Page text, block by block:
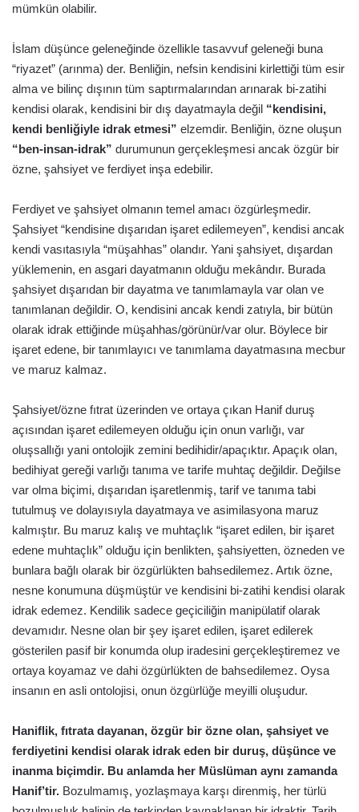
mümkün olabilir.
İslam düşünce geleneğinde özellikle tasavvuf geleneği buna
“riyazet” (arınma) der. Benliğin, nefsin kendisini kirlettiği tüm esir
alma ve bilinç dışının tüm saptırmalarından arınarak bi-zatihi
kendisi olarak, kendisini bir dış dayatmayla değil “kendisini,
kendi benliğiyle idrak etmesi” elzemdir. Benliğin, özne oluşun
“ben-insan-idrak” durumunun gerçekleşmesi ancak özgür bir
özne, şahsiyet ve ferdiyet inşa edebilir.
Ferdiyet ve şahsiyet olmanın temel amacı özgürleşmedir.
Şahsiyet “kendisine dışarıdan işaret edilemeyen”, kendisi ancak
kendi vasıtasıyla “müşahhas” olandır. Yani şahsiyet, dışardan
yüklemenin, en asgari dayatmanın olduğu mekândır. Burada
şahsiyet dışarıdan bir dayatma ve tanımlamayla var olan ve
tanımlanan değildir. O, kendisini ancak kendi zatıyla, bir bütün
olarak idrak ettiğinde müşahhas/görünür/var olur. Böylece bir
işaret edene, bir tanımlayıcı ve tanımlama dayatmasına mecbur
ve maruz kalmaz.
Şahsiyet/özne fıtrat üzerinden ve ortaya çıkan Hanif duruş
açısından işaret edilemeyen olduğu için onun varlığı, var
oluşsallığı yani ontolojik zemini bedihidir/apaçıktır. Apaçık olan,
bedihiyat gereği varlığı tanıma ve tarife muhtaç değildir. Değilse
var olma biçimi, dışarıdan işaretlenmiş, tarif ve tanıma tabi
tutulmuş ve dolayısıyla dayatmaya ve asimilasyona maruz
kalmıştır. Bu maruz kalış ve muhtaçlık “işaret edilen, bir işaret
edene muhtaçlık” olduğu için benlikten, şahsiyetten, özneden ve
bunlara bağlı olarak bir özgürlükten bahsedilemez. Artık özne,
nesne konumuna düşmüştür ve kendisini bi-zatihi kendisi olarak
idrak edemez. Kendilik sadece geçiciliğin manipülatif olarak
devamıdır. Nesne olan bir şey işaret edilen, işaret edilerek
gösterilen pasif bir konumda olup iradesini gerçekleştiremez ve
ortaya koyamaz ve dahi özgürlükten de bahsedilemez. Oysa
insanın en asli ontolojisi, onun özgürlüğe meyilli oluşudur.
Haniflik, fıtrata dayanan, özgür bir özne olan, şahsiyet ve
ferdiyetini kendisi olarak idrak eden bir duruş, düşünce ve
inanma biçimdir. Bu anlamda her Müslüman aynı zamanda
Hanif’tir. Bozulmamış, yozlaşmaya karşı direnmiş, her türlü